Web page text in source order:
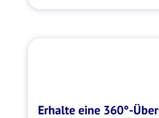
Erhalte eine 360°-